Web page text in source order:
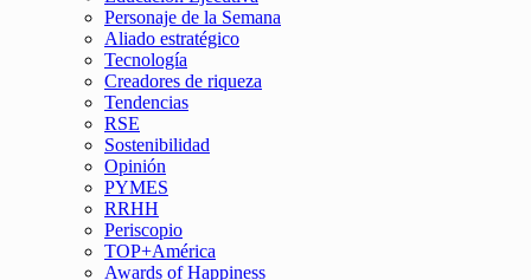
Personaje de la Semana
Aliado estratégico
Tecnología
Creadores de riqueza
Tendencias
RSE
Sostenibilidad
Opinión
PYMES
RRHH
Periscopio
TOP+América
Awards of Happiness